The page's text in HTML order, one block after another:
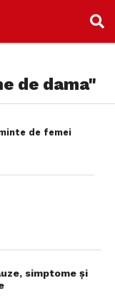
de dama"
de femei
simptome și